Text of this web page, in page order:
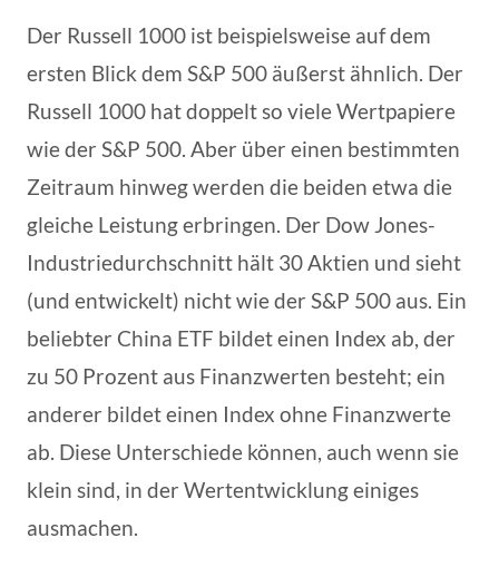
Der Russell 1000 ist beispielsweise auf dem
ersten Blick dem S&P 500 äußerst ähnlich. Der
Russell 1000 hat doppelt so viele Wertpapiere
wie der S&P 500. Aber über einen bestimmten
Zeitraum hinweg werden die beiden etwa die
gleiche Leistung erbringen. Der Dow Jones-
Industriedurchschnitt hält 30 Aktien und sieht
(und entwickelt) nicht wie der S&P 500 aus. Ein
beliebter China ETF bildet einen Index ab, der
zu 50 Prozent aus Finanzwerten besteht; ein
anderer bildet einen Index ohne Finanzwerte
ab. Diese Unterschiede können, auch wenn sie
klein sind, in der Wertentwicklung einiges
ausmachen.